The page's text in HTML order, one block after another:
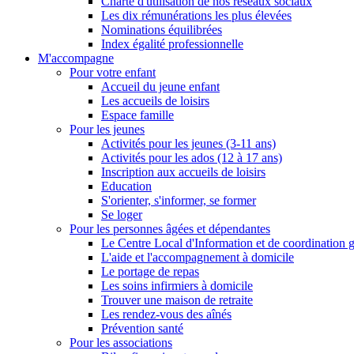
Les dix rémunérations les plus élevées
Nominations équilibrées
Index égalité professionnelle
M'accompagne
Pour votre enfant
Accueil du jeune enfant
Les accueils de loisirs
Espace famille
Pour les jeunes
Activités pour les jeunes (3-11 ans)
Activités pour les ados (12 à 17 ans)
Inscription aux accueils de loisirs
Education
S'orienter, s'informer, se former
Se loger
Pour les personnes âgées et dépendantes
Le Centre Local d'Information et de coordination
L'aide et l'accompagnement à domicile
Le portage de repas
Les soins infirmiers à domicile
Trouver une maison de retraite
Les rendez-vous des aînés
Prévention santé
Pour les associations